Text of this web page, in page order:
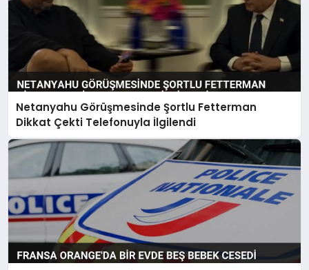
Netanyahu Görüşmesinde Şortlu Fetterman
Dikkat Çekti Telefonuyla İlgilendi